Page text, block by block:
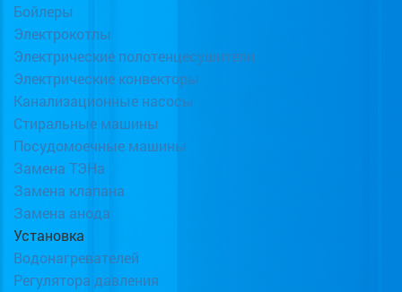
Бойлеры
Электрокотлы
Электрические полотенцесушители
Электрические конвекторы
Канализационные насосы
Стиральные машины
Посудомоечные машины
Замена ТЭНа
Замена клапана
Замена анода
Установка
Водонагревателей
Регулятора давления